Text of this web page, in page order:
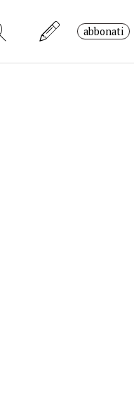
abbonati